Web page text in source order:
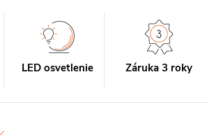
LED osvetlenie Záruka 3 roky